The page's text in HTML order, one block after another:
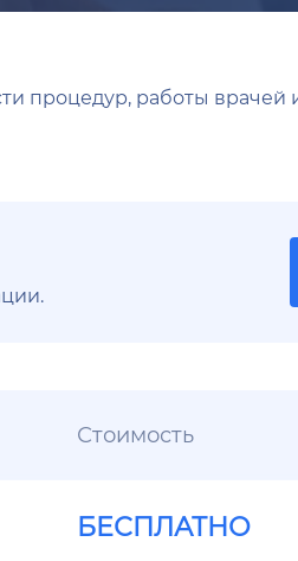
процедур, работы
Стоимость
БЕСПЛАТНО